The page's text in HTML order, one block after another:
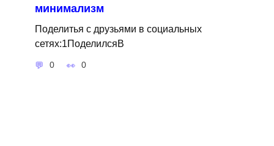
минимализм
Поделитья с друзьями в социальных
сетях:1ПоделилсяВ
0 0